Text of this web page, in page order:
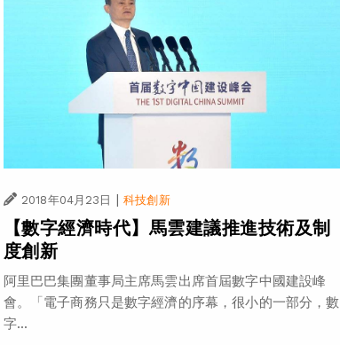
2018年04月23日 | 科技創新
【數字經濟時代】馬雲建議推進技術及制
度創新
阿里巴巴集團董事局主席馬雲出席首屆數字中國建設峰
會。「電子商務只是數字經濟的序幕，很小的一部分，數
字...